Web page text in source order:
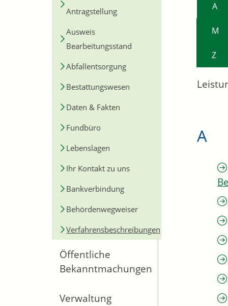
Antragstellung
Ausweis
Bearbeitungsstand
Abfallentsorgung
Bestattungswesen
Daten & Fakten
Fundbüro
Lebenslagen
Ihr Kontakt zu uns
Bankverbindung
Behördenwegweiser
Verfahrensbeschreibungen
Öffentliche
Bekanntmachungen
Verwaltung
A
M
Z
A